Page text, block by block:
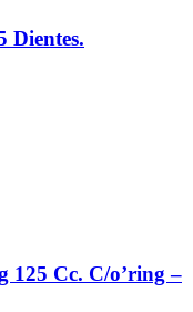
Dientes.
125 Cc. C/o’ring –